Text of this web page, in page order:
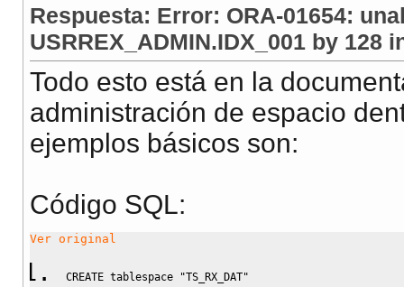
Respuesta: Error: ORA-01654:
USRREX_ADMIN.IDX_001 by 128
Todo esto está en la
administración de espacio
ejemplos básicos son:
Código SQL:
Ver original
CREATE tablespace
"TS_RX_DAT"